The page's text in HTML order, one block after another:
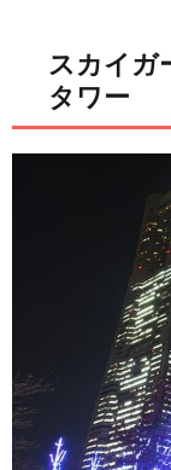
スカイガ
タワー